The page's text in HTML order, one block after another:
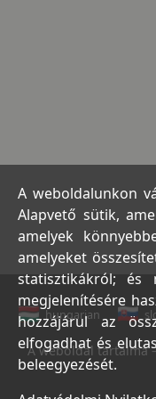
hungarian
A weboldal tartalma
A weboldalunkon
Alapvető sütik,
amelyek
amelyeket
statisztikákról; és
megjelenítésére
hozzájárul az
elfogadhat és
beleegyezését.